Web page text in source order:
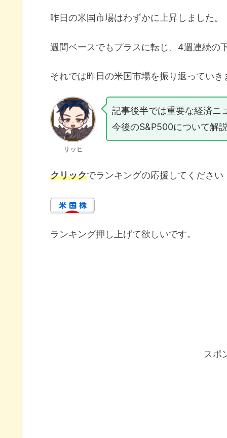
昨日の米国市場はわずかに上昇しました。
週間ベースでもプラスに転じ、4週連続の
それでは昨日の米国市場を振り返っていき
リッヒ
記事後半では重要な経済ニ
今後のS&P500について解
クリックでランキングの応援してください
ランキング押し上げて欲しいです。
スポ